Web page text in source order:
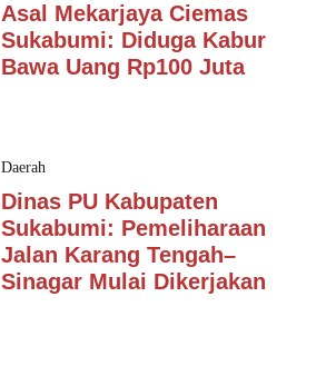
Asal Mekarjaya Ciemas
Sukabumi: Diduga Kabur
Bawa Uang Rp100 Juta
Daerah
Dinas PU Kabupaten
Sukabumi: Pemeliharaan
Jalan Karang Tengah–
Sinagar Mulai Dikerjakan